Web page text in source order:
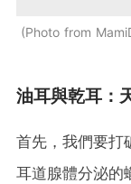
Photo from
油耳與乾耳：
首先，我們要打
耳道腺體分泌的